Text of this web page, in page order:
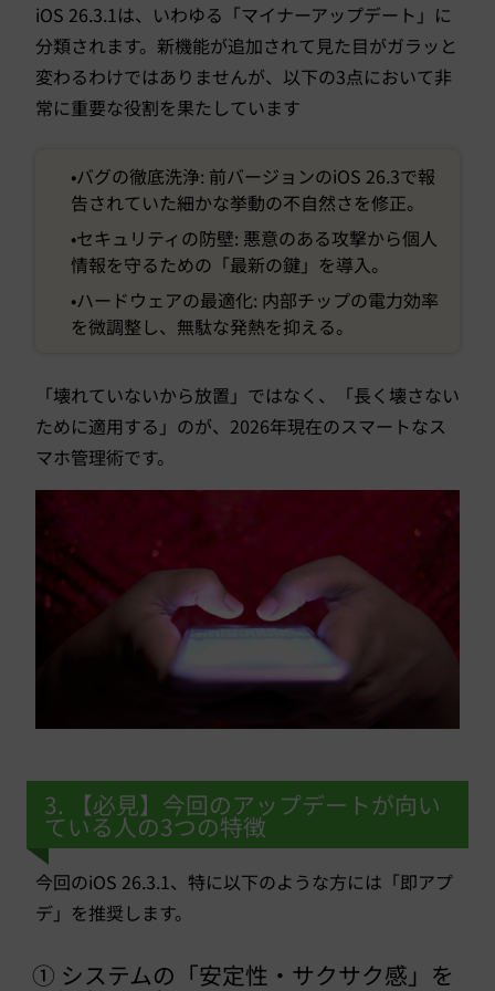
iOS 26.3.1は、いわゆる「マイナーアップデート」に
分類されます。新機能が追加されて見た目がガラッと
変わるわけではありませんが、以下の3点において非
常に重要な役割を果たしています
•バグの徹底洗浄: 前バージョンのiOS 26.3で報
告されていた細かな挙動の不自然さを修正。
•セキュリティの防壁: 悪意のある攻撃から個人
情報を守るための「最新の鍵」を導入。
•ハードウェアの最適化: 内部チップの電力効率
を微調整し、無駄な発熱を抑える。
「壊れていないから放置」ではなく、「長く壊さない
ために適用する」のが、2026年現在のスマートなス
マホ管理術です。
3. 【必見】今回のアップデートが向い
ている人の3つの特徴
今回のiOS 26.3.1、特に以下のような方には「即アプ
デ」を推奨します。
① システムの「安定性・サクサク感」を